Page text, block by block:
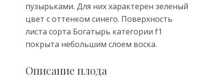
пузырьками. Для них характерен зеленый
цвет с оттенком синего. Поверхность
листа сорта Богатырь категории f1
покрыта небольшим слоем воска.
Описание плода